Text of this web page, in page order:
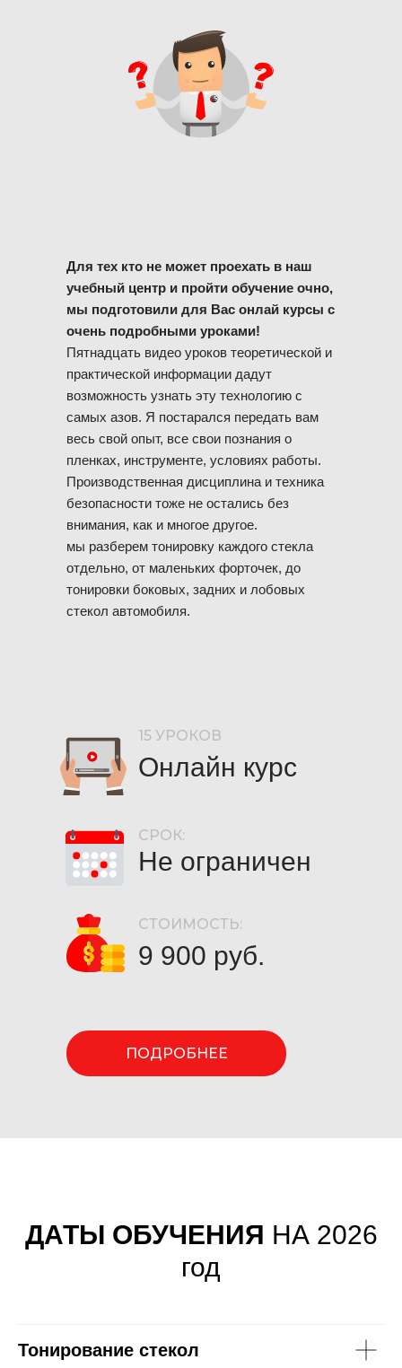
Для тех кто не может проехать в наш
учебный центр и пройти обучение очно,
мы подготовили для Вас онлай курсы с
очень подробными уроками!
Пятнадцать видео уроков теоретической и
практической информации дадут
возможность узнать эту технологию с
самых азов. Я постарался передать вам
весь свой опыт, все свои познания о
пленках, инструменте, условиях работы.
Производственная дисциплина и техника
безопасности тоже не остались без
внимания, как и многое другое.
мы разберем тонировку каждого стекла
отдельно, от маленьких форточек, до
тонировки боковых, задних и лобовых
стекол автомобиля.
9 900 руб.
СТОИМОСТЬ:
Не ограничен
СРОК:
Онлайн курс
15 УРОКОВ
ПОДРОБНЕЕ
ДАТЫ ОБУЧЕНИЯ НА 2026
год
Тонирование стекол